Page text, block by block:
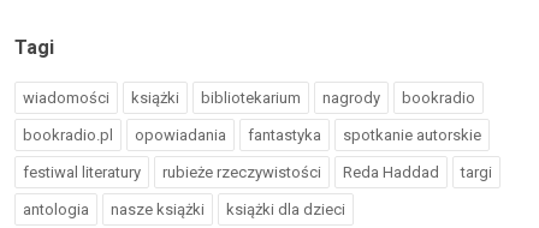
Tagi
wiadomości książki bibliotekarium nagrody bookradio
bookradio.pl opowiadania fantastyka spotkanie autorskie
festiwal literatury rubieże rzeczywistości Reda Haddad targi
antologia nasze książki książki dla dzieci